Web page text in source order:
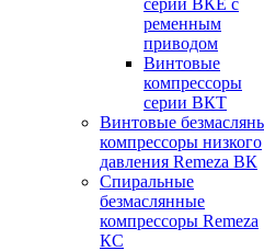
серии ВКЕ с
ременным
приводом
Винтовые
компрессоры
серии ВКТ
Винтовые
компрессоры низкого
давления Remeza ВК
Спиральные
безмаслянные
компрессоры Remeza
КС